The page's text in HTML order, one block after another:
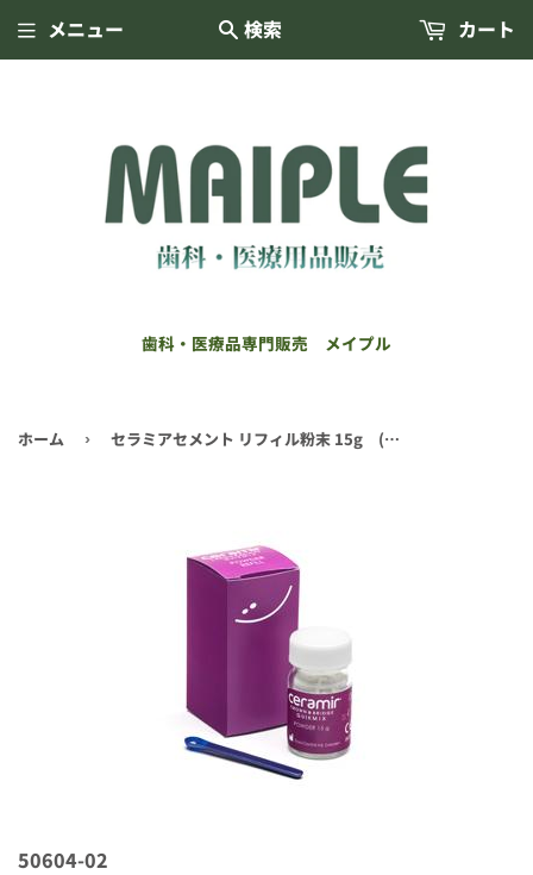
歯科・医療品専門販売 メイプル
メニュー 検索 カート
ホーム › セラミアセメント リフィル粉末 15g (白水)
50604-02